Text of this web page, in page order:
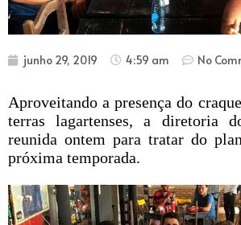
junho 29, 2019 4:59 am No
Aproveitando a presença do
terras lagartenses, a diretoria
reunida ontem para tratar do
próxima temporada.